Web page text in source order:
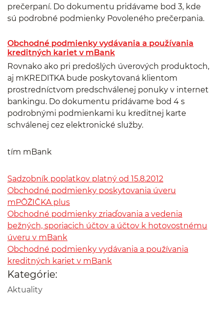
prečerpaní. Do dokumentu pridávame bod 3, kde
sú podrobné podmienky Povoleného prečerpania.
Obchodné podmienky vydávania a používania
kreditných kariet v mBank
Rovnako ako pri predošlých úverových produktoch,
aj mKREDITKA bude poskytovaná klientom
prostredníctvom predschválenej ponuky v internet
bankingu. Do dokumentu pridávame bod 4 s
podrobnými podmienkami ku kreditnej karte
schválenej cez elektronické služby.
tím mBank
Sadzobník poplatkov platný od 15.8.2012
Obchodné podmienky poskytovania úveru
mPÔŽIČKA plus
Obchodné podmienky zriaďovania a vedenia
bežných, sporiacich účtov a účtov k hotovostnému
úveru v mBank
Obchodné podmienky vydávania a používania
kreditných kariet v mBank
Kategórie:
Aktuality